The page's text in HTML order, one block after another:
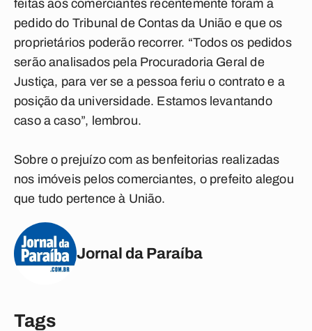
feitas aos comerciantes recentemente foram a
pedido do Tribunal de Contas da União e que os
proprietários poderão recorrer. “Todos os pedidos
serão analisados pela Procuradoria Geral de
Justiça, para ver se a pessoa feriu o contrato e a
posição da universidade. Estamos levantando
caso a caso”, lembrou.
Sobre o prejuízo com as benfeitorias realizadas
nos imóveis pelos comerciantes, o prefeito alegou
que tudo pertence à União.
Jornal da Paraíba
Tags